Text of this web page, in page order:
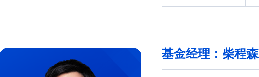
020265
基金经理：柴程森